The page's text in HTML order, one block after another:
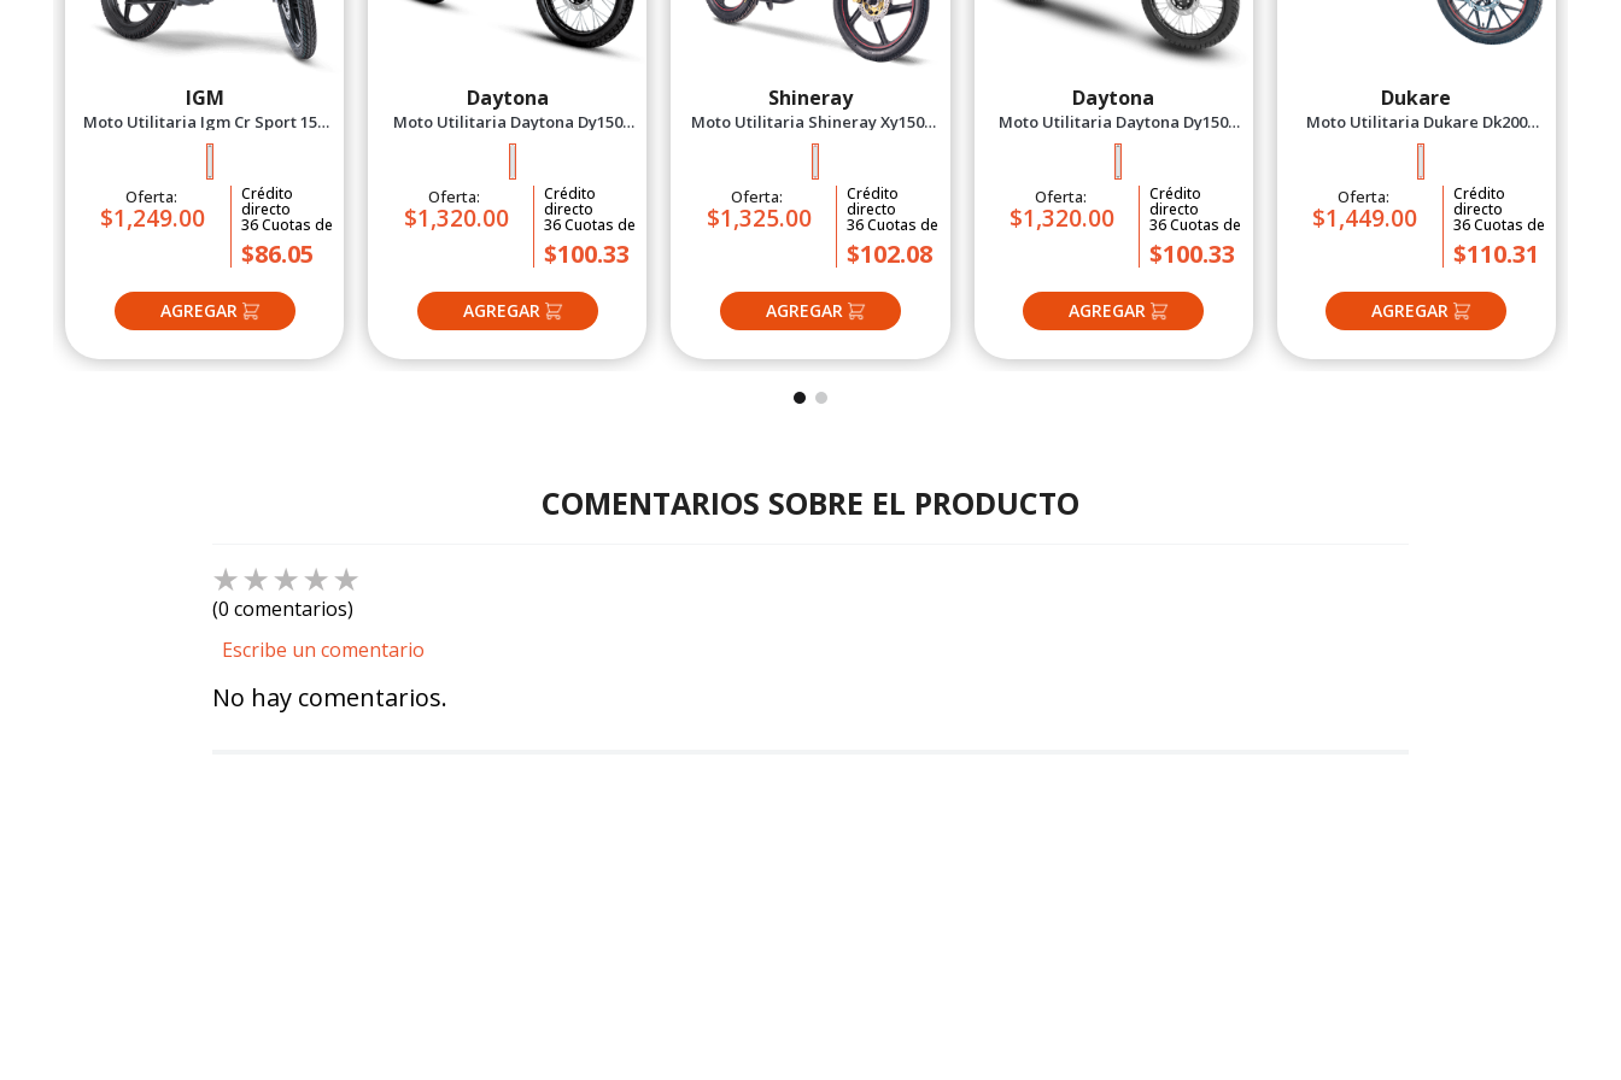
IGM
Moto Utilitaria Igm Cr Sport 150
Oferta:
$1,249.00
Crédito
directo
36Cuotas de
$86.05
Daytona
Moto Utilitaria Daytona Dy150
Oferta:
$1,320.00
Crédito
directo
36Cuotas de
$100.33
Shineray
Moto Utilitaria Shineray Xy150-
Oferta:
$1,325.00
Crédito
directo
36Cuotas de
$102.08
Daytona
Moto Utilitaria Daytona Dy150
Oferta:
$1,320.00
Crédito
directo
36Cuotas de
$100.33
Dukare
Moto Utilitaria Dukare Dk200
Oferta:
$1,449.00
Crédito
directo
36 Cuotas de
$110.31
☆☆☆☆☆
(0 comentarios)
Escribe un comentario
No hay comentarios.